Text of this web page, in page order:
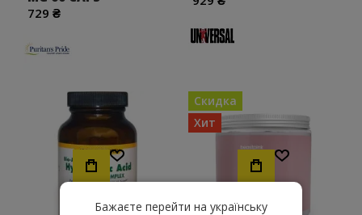
729 ₴
Хочу! Хочу!
Скидка
Хит
Бажаєте перейти на українську